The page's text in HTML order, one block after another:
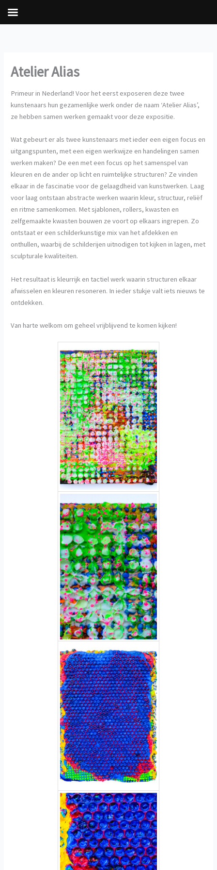
inhoudAtelier Alias
Primeur in Nederland! Voor het eerst exposeren deze twee
kunstenaars hun gezamenlijke werk onder de naam ‘Atelier Alias’,
ze hebben samen werken gemaakt voor deze expositie.
Wat gebeurt er als twee kunstenaars met ieder een eigen focus en
uitgangspunten, met een eigen werkwijze en handelingen samen
werken maken? De een met een focus op het samenspel van
kleuren en de ander op licht en ruimtelijke structuren? Ze vinden
elkaar in de fascinatie voor de gelaagdheid van kunstwerken. Laag
voor laag ontstaan abstracte werken waarin kleur, structuur, reliëf
en ritme samenkomen. Met sjablonen, rollers, kwasten en
zelfgemaakte kwasten bouwen ze voort op elkaars ingrepen. Zo
ontstaat er een schilderkunstige mix van het afdekken en
onthullen, waarbij de schilderijen uitnodigen tot kijken in lagen, met
sculpturale kwaliteiten.
Het resultaat is kleurrijk en tactiel werk waarin structuren elkaar
afwisselen en kleuren resoneren. In ieder stukje valt iets nieuws te
ontdekken.
Van harte welkom om geheel vrijblijvend te komen kijken!